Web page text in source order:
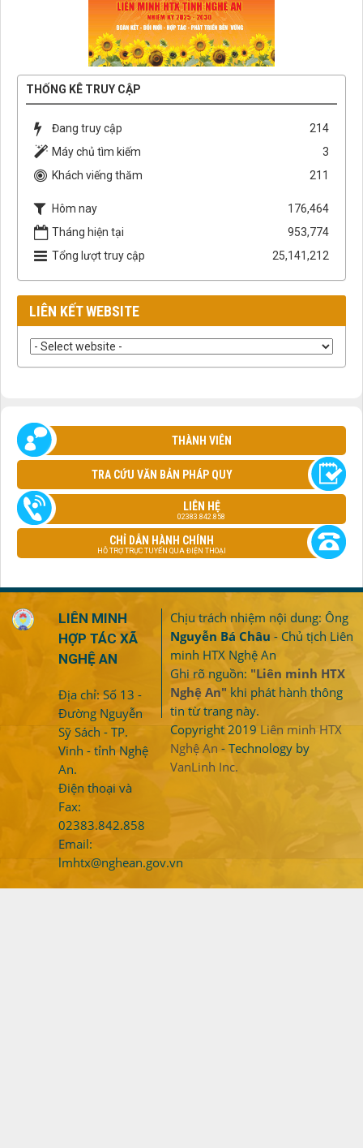
THỐNG KÊ TRUY CẬP
Đang truy cập
214
Máy chủ tìm kiếm
3
Khách viếng thăm
211
Hôm nay
176,464
Tháng hiện tại
953,774
Tổng lượt truy cập
25,141,212
LIÊN KẾT WEBSITE
THÀNH VIÊN
TRA CỨU VĂN BẢN PHÁP QUY
LIÊN HỆ
02383.842.858
CHỈ DẪN HÀNH CHÍNH
HỖ TRỢ TRỰC TUYẾN QUA ĐIỆN THOẠI
LIÊN MINH
HỢP TÁC XÃ
NGHỆ AN
Địa chỉ: Số 13 -
Đường Nguyễn
Sỹ Sách - TP.
Vinh - tỉnh Nghệ
An.
Điện thoại và
Fax:
02383.842.858
Email:
lmhtx@nghean.gov.vn
Chịu trách nhiệm nội dung: Ông
Nguyễn Bá Châu - Chủ tịch Liên
minh HTX Nghệ An
Ghi rõ nguồn: "Liên minh HTX
Nghệ An" khi phát hành thông
tin từ trang này.
Copyright 2019 Liên minh HTX
Nghệ An - Technology by
VanLinh Inc.